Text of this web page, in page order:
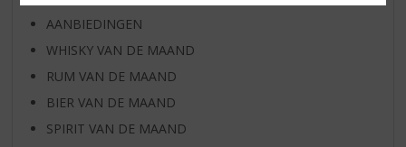
AANBIEDINGEN
WHISKY VAN DE MAAND
RUM VAN DE MAAND
BIER VAN DE MAAND
SPIRIT VAN DE MAAND